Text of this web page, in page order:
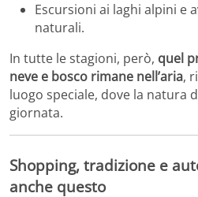
Escursioni ai laghi alpini e
naturali.
In tutte le stagioni, però, quel
neve e bosco rimane nell’aria,
luogo speciale, dove la natura
giornata.
Shopping, tradizione e
anche questo